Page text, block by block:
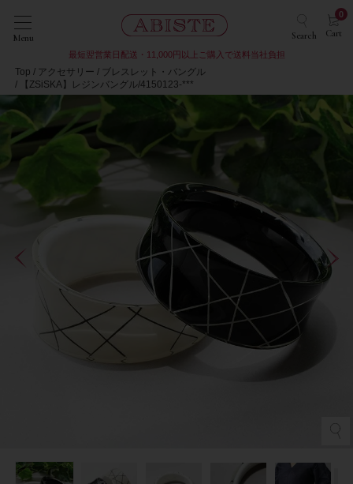
Menu Search Cart
0
最短翌営業日配送・11,000円以上ご購入で送料当社負担
Top アクセサリー
ブレスレット・バングル
【ZSiSKA】レジンバングル/4150123-***